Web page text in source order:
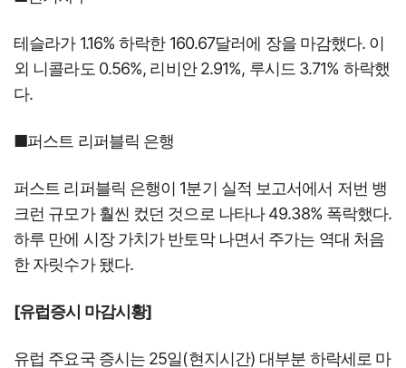
테슬라가 1.16% 하락한 160.67달러에 장을 마감했다. 이
외 니콜라도 0.56%, 리비안 2.91%, 루시드 3.71% 하락했
다.
■퍼스트 리퍼블릭 은행
퍼스트 리퍼블릭 은행이 1분기 실적 보고서에서 저번 뱅
크런 규모가 훨씬 컸던 것으로 나타나 49.38% 폭락했다.
하루 만에 시장 가치가 반토막 나면서 주가는 역대 처음
한 자릿수가 됐다.
[유럽증시 마감시황]
유럽 주요국 증시는 25일(현지시간) 대부분 하락세로 마